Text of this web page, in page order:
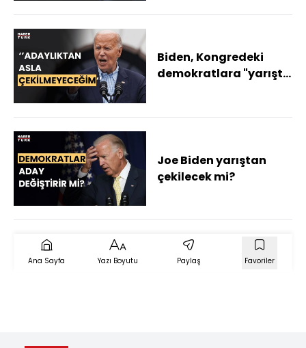
Biden, Kongredeki
demokratlara "yarışta
Joe Biden yarıştan
çekilecek mi?
Ana Sayfa Yazı Boyutu Paylaş Favoriler